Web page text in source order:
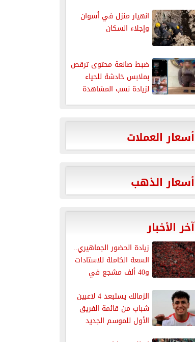
انهيار منزل في أسوان
وإجلاء السكان
ضبط صانعة محتوى ترقص
بملابس خادشة للحياء
لزيادة نسب المشاهدة
أسعار العملات
أسعار الذهب
آخر الأخبار
زيادة الحضور الجماهيري..
السعة الكاملة للاستادات
و40 ألف مشجع في
الزمالك يستبعد 4 لاعبين
شباب من قائمة الفريق
الأول للموسم الجديد